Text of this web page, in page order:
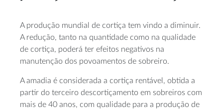
A produção mundial de cortiça tem vindo a diminuir.
A redução, tanto na quantidade como na qualidade
de cortiça, poderá ter efeitos negativos na
manutenção dos povoamentos de sobreiro.
A amadia é considerada a cortiça rentável, obtida a
partir do terceiro descortiçamento em sobreiros com
mais de 40 anos, com qualidade para a produção de